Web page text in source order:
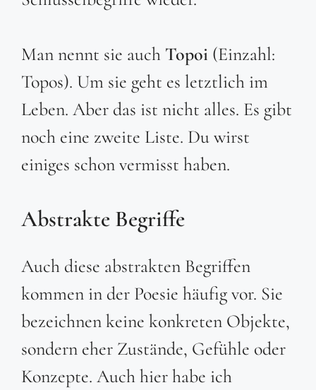
Man nennt sie auch Topoi (Einzahl:
Topos). Um sie geht es letztlich im
Leben. Aber das ist nicht alles. Es gibt
noch eine zweite Liste. Du wirst
einiges schon vermisst haben.
Abstrakte Begriffe
Auch diese abstrakten Begriffen
kommen in der Poesie häufig vor. Sie
bezeichnen keine konkreten Objekte,
sondern eher Zustände, Gefühle oder
Konzepte. Auch hier habe ich